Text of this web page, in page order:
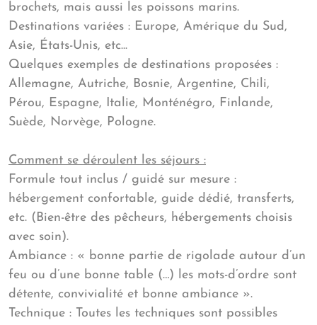
brochets, mais aussi les poissons marins.
Destinations variées : Europe, Amérique du Sud,
Asie, États-Unis, etc...
Quelques exemples de destinations proposées :
Allemagne, Autriche, Bosnie, Argentine, Chili,
Pérou, Espagne, Italie, Monténégro, Finlande,
Suède, Norvège, Pologne.
Comment se déroulent les séjours :
Formule tout inclus / guidé sur mesure :
hébergement confortable, guide dédié, transferts,
etc. (Bien-être des pêcheurs, hébergements choisis
avec soin).
Ambiance : « bonne partie de rigolade autour d’un
feu ou d’une bonne table (…) les mots-d’ordre sont
détente, convivialité et bonne ambiance ».
Technique : Toutes les techniques sont possibles